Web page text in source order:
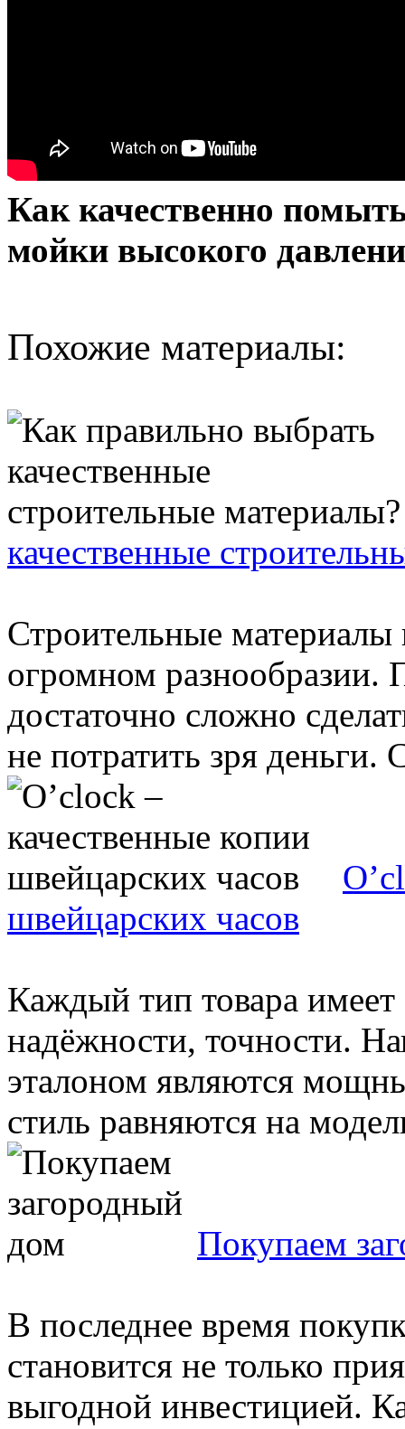
Как качественно
мойки высокого
Похожие материалы:
качественные
Строительные материалы
огромном разнообразии.
достаточно сложно
не потратить зря
швейцарских часов
Каждый тип товара имеет
надёжности, точности.
эталоном являются
стиль равняются на
Покупаем
В последнее время
становится не только
выгодной инвестицией.